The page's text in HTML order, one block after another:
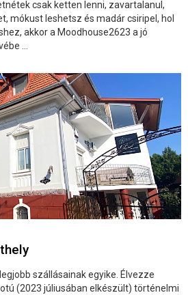
csak ketten lenni, zavartalanul,
mókust leshetsz és madár csiripel, hol
akkor a Moodhouse2623 a jó
...
szállásainak egyike. Élvezze
(2023 júliusában elkészült) történelmi